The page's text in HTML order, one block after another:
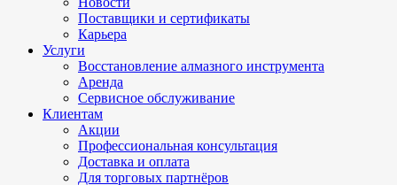
Поставщики и сертификаты
Карьера
Услуги
Восстановление алмазного инструмента
Аренда
Сервисное обслуживание
Клиентам
Акции
Профессиональная консультация
Доставка и оплата
Для торговых партнёров